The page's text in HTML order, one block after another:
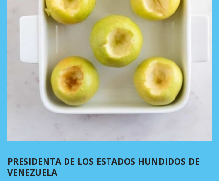
PRESIDENTA DE LOS ESTADOS HUNDIDOS DE
VENEZUELA